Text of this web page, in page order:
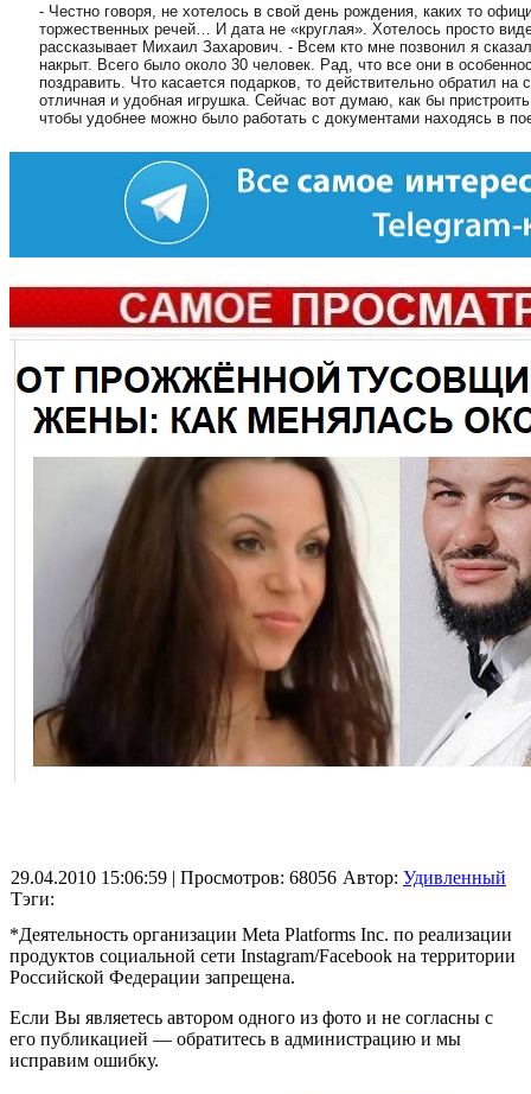
- Честно говоря, не хотелось в свой день рождения, каких то
торжественных речей… И дата не «круглая». Хотелось просто
рассказывает Михаил Захарович. - Всем кто мне позвонил я
накрыт. Всего было около 30 человек. Рад, что все они в
поздравить. Что касается подарков, то действительно обратил
отличная и удобная игрушка. Сейчас вот думаю, как бы
чтобы удобнее можно было работать с документами находясь в
29.04.2010 15:06:59 | Просмотров: 68056
Тэги:
Автор: Удивленный
*Деятельность организации Meta Platforms Inc. по реализации
продуктов социальной сети Instagram/Facebook на территории
Российской Федерации запрещена.
Если Вы являетесь автором одного из фото и не согласны с
его публикацией — обратитесь в администрацию и мы
исправим ошибку.